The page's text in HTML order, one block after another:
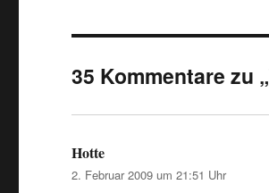
35 Kommentare zu
Hotte
2. Februar 2009 um 21:51 Uhr